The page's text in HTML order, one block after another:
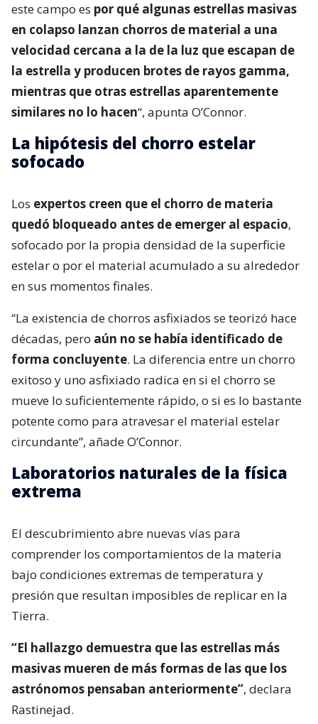
este campo es por qué algunas estrellas masivas
en colapso lanzan chorros de material a una
velocidad cercana a la de la luz que escapan de
la estrella y producen brotes de rayos gamma,
mientras que otras estrellas aparentemente
similares no lo hacen“, apunta O’Connor.
La hipótesis del chorro estelar
sofocado
Los expertos creen que el chorro de materia
quedó bloqueado antes de emerger al espacio,
sofocado por la propia densidad de la superficie
estelar o por el material acumulado a su alrededor
en sus momentos finales.
“La existencia de chorros asfixiados se teorizó hace
décadas, pero aún no se había identificado de
forma concluyente. La diferencia entre un chorro
exitoso y uno asfixiado radica en si el chorro se
mueve lo suficientemente rápido, o si es lo bastante
potente como para atravesar el material estelar
circundante”, añade O’Connor.
Laboratorios naturales de la física
extrema
El descubrimiento abre nuevas vías para
comprender los comportamientos de la materia
bajo condiciones extremas de temperatura y
presión que resultan imposibles de replicar en la
Tierra.
“El hallazgo demuestra que las estrellas más
masivas mueren de más formas de las que los
astrónomos pensaban anteriormente”, declara
Rastinejad.